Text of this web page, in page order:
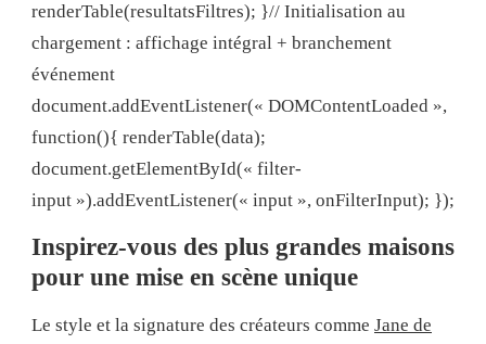
renderTable(resultatsFiltres); }// Initialisation au
chargement : affichage intégral + branchement
événement
document.addEventListener(« DOMContentLoaded »,
function(){ renderTable(data);
document.getElementById(« filter-
input »).addEventListener(« input », onFilterInput); });
Inspirez-vous des plus grandes maisons
pour une mise en scène unique
Le style et la signature des créateurs comme Jane de